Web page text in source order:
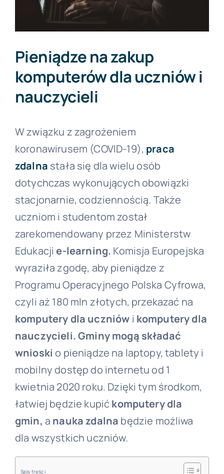
O nas
Kontakt
BEZPŁATNA KONSULTACJA
Pieniądze na zakup
komputerów dla uczniów i
nauczycieli
W związku z zagrożeniem
koronawirusem (COVID-19), praca
zdalna stała się dla wielu osób
dotychczas wykonujących obowiązki
stacjonarnie, codziennością. Także
uczniom i studentom został
zarekomendowany przez Ministerstw
Edukacjie-learning. Komisja Europejska
wyraziła zgodę, aby pieniądze z
Programu Operacyjnego Polska Cyfrowa,
czyli aż 180 mln złotych, przekazać na
komputery dla uczniów i komputery dla
nauczycieli. Gminy mogą składać
wnioskio pieniądze na laptopy, tablety i
mobilny dostęp do internetu od 1
kwietnia 2020 roku. Dzięki tym środkom,
łatwiej będzie kupićkomputery dla
gmin, a nauka zdalna będzie możliwa
dla wszystkich uczniów.
Spis treści